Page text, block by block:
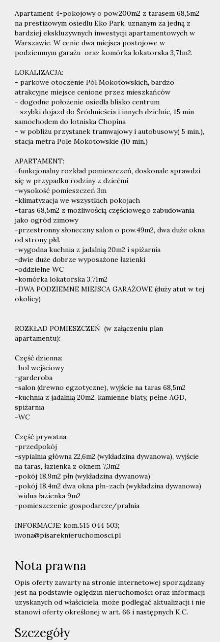
Apartament 4-pokojowy o pow.200m2 z tarasem 68,5m2
na prestiżowym osiedlu Eko Park, uznanym za jedną z
bardziej ekskluzywnych inwestycji apartamentowych w
Warszawie. W cenie dwa miejsca postojowe w
podziemnym garażu oraz komórka lokatorska 3,71m2.
LOKALIZACJA:
- parkowe otoczenie Pól Mokotowskich, bardzo
atrakcyjne miejsce cenione przez mieszkańców
- dogodne położenie osiedla blisko centrum
- szybki dojazd do Śródmieścia i innych dzielnic, 15 min
samochodem do lotniska Chopina
- w pobliżu przystanek tramwajowy i autobusowy( 5 min.),
stacja metra Pole Mokotowskie (10 min.)
APARTAMENT:
-funkcjonalny rozkład pomieszczeń, doskonale sprawdzi
się w przypadku rodziny z dziećmi
-wysokość pomieszczeń 3m
-klimatyzacja we wszystkich pokojach
-taras 68,5m2 z możliwością częściowego zabudowania
jako ogród zimowy
-przestronny słoneczny salon o pow.49m2, dwa duże okna
od strony płd.
-wygodna kuchnia z jadalnią 20m2 i spiżarnia
-dwie duże dobrze wyposażone łazienki
-oddzielne WC
-komórka lokatorska 3,71m2
-DWA PODZIEMNE MIEJSCA GARAŻOWE (duży atut w tej
okolicy)
ROZKŁAD POMIESZCZEŃ (w załączeniu plan
apartamentu):
Część dzienna:
-hol wejściowy
-garderoba
-salon (drewno egzotyczne), wyjście na taras 68,5m2
-kuchnia z jadalnią 20m2, kamienne blaty, pełne AGD,
spiżarnia
-WC
Część prywatna:
-przedpokój
-sypialnia główna 22,6m2 (wykładzina dywanowa), wyjście
na taras, łazienka z oknem 7,3m2
-pokój 18,9m2 płn (wykładzina dywanowa)
-pokój 18,4m2 dwa okna płn-zach (wykładzina dywanowa)
-widna łazienka 9m2
-pomieszczenie gospodarcze/pralnia
INFORMACJE: kom.515 044 503;
iwona@pisareknieruchomosci.pl
Nota prawna
Opis oferty zawarty na stronie internetowej sporządzany
jest na podstawie oględzin nieruchomości oraz informacji
uzyskanych od właściciela, może podlegać aktualizacji i nie
stanowi oferty określonej w art. 66 i następnych K.C.
Szczegóły